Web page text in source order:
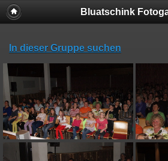
Bluatschink
In dieser Gruppe suchen